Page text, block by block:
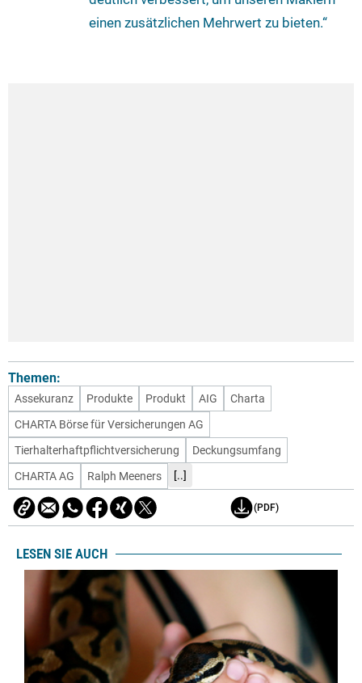
einen zusätzlichen Mehrwert zu bieten.“
Themen:
Assekuranz Produkte Produkt AIG
Charta
CHARTA Börse für Versicherungen AG
Tierhalterhaftpflichtversicherung
Deckungsumfang
CHARTA AG
Ralph Meeners [..]
(PDF)
LESEN SIE AUCH